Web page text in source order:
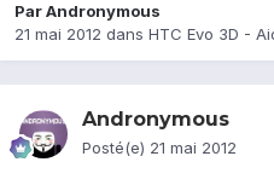
ParAndronymous
21 mai 2012 dans HTC Evo 3D -
Andronymous
Posté(e) 21 mai 2012